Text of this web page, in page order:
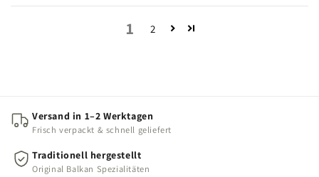
1 2
Versand in 1–2 Werktagen
Frisch verpackt & schnell geliefert
Traditionell hergestellt
Original Balkan Spezialitäten